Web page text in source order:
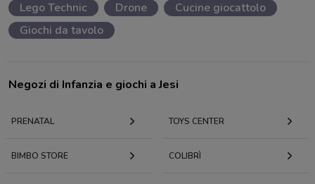
Lego Technic
Drone
Cucine giocattolo
Giochi da tavolo
Negozi di Infanzia e giochi a Jesi
PRENATAL TOYS CENTER
BIMBO STORE COLIBRÌ